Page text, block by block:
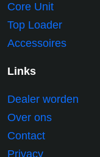
Core Unit
Top Loader
Accessoires
Links
Dealer worden
Over ons
Contact
Privacy